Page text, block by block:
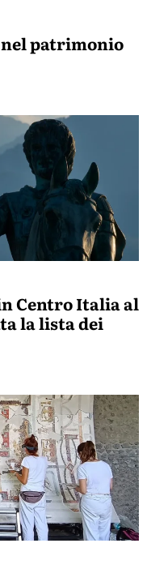
patrimonio
Centro Italia al
la lista dei